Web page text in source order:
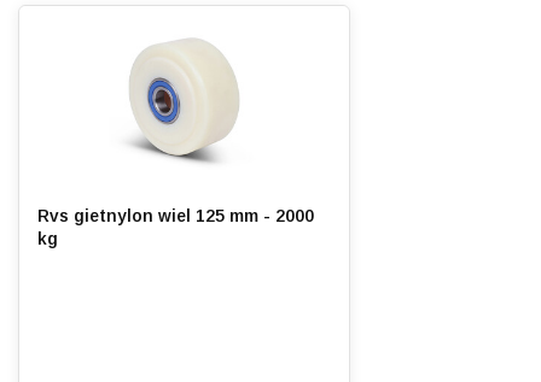
Rvs gietnylon wiel 125 mm - 2000
kg